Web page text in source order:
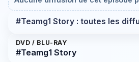
#Teamg1 Story : toutes les
DVD / BLU-RAY
#Teamg1 Story